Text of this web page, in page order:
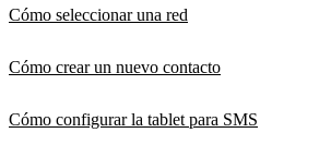
Cómo seleccionar una red
Cómo crear un nuevo contacto
Cómo configurar la tablet para SMS